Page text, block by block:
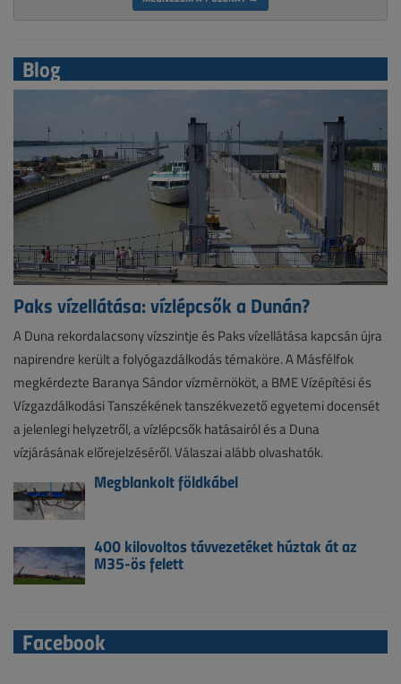
Blog
Paks vízellátása: vízlépcsők a Dunán?
A Duna rekordalacsony vízszintje és Paks vízellátása kapcsán újra
napirendre került a folyógazdálkodás témaköre. A Másfélfok
megkérdezte Baranya Sándor vízmérnököt, a BME Vízépítési és
Vízgazdálkodási Tanszékének tanszékvezető egyetemi docensét
a jelenlegi helyzetről, a vízlépcsők hatásairól és a Duna
vízjárásának előrejelzéséről. Válaszai alább olvashatók.
Megblankolt földkábel
400 kilovoltos távvezetéket húztak át az
M35-ös felett
Facebook